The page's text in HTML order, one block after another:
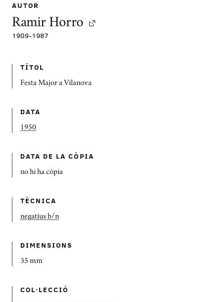
AUTOR
Ramir Horro
1909-1987
TÍTOL
Festa Major a Vilanova
DATA
1950
DATA DE LA CÒPIA
no hi ha còpia
TÈCNICA
negatius b/n
DIMENSIONS
35 mm
COL·LECCIÓ